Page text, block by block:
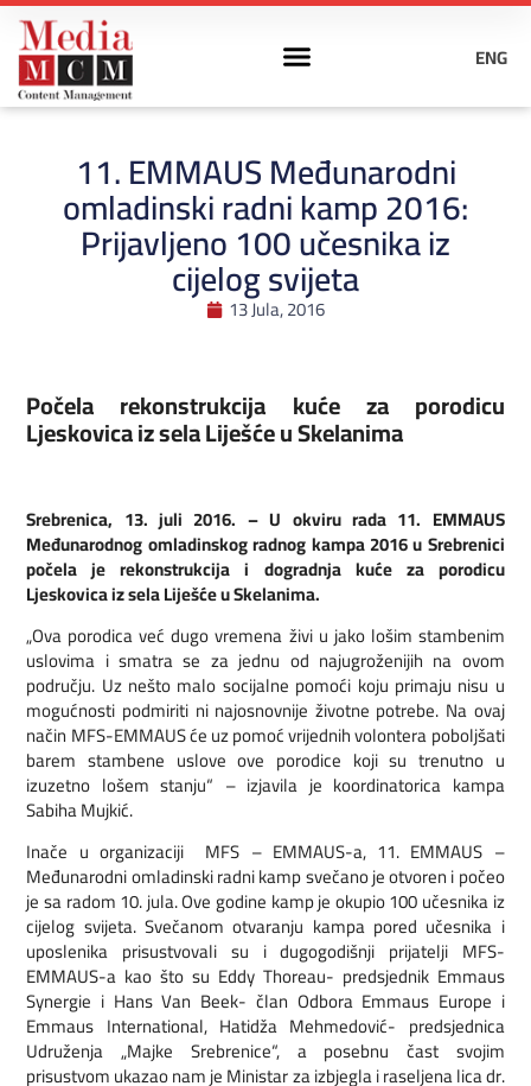
ENG
11. EMMAUS Međunarodni
omladinski radni kamp 2016:
Prijavljeno 100 učesnika iz
cijelog svijeta
13 Jula, 2016
Počela rekonstrukcija kuće za porodicu
Ljeskovica iz sela Liješće u Skelanima
Srebrenica, 13. juli 2016. – U okviru rada 11. EMMAUS
Međunarodnog omladinskog radnog kampa 2016 u Srebrenici
počela je rekonstrukcija i dogradnja kuće za porodicu
Ljeskovica iz sela Liješće u Skelanima.
„Ova porodica već dugo vremena živi u jako lošim stambenim
uslovima i smatra se za jednu od najugroženijih na ovom
području. Uz nešto malo socijalne pomoći koju primaju nisu u
mogućnosti podmiriti ni najosnovnije životne potrebe. Na ovaj
način MFS-EMMAUS će uz pomoć vrijednih volontera poboljšati
barem stambene uslove ove porodice koji su trenutno u
izuzetno lošem stanju“ – izjavila je koordinatorica kampa
Sabiha Mujkić.
Inače u organizaciji MFS – EMMAUS-a, 11. EMMAUS –
Međunarodni omladinski radni kamp svečano je otvoren i počeo
je sa radom 10. jula. Ove godine kamp je okupio 100 učesnika iz
cijelog svijeta. Svečanom otvaranju kampa pored učesnika i
uposlenika prisustvovali su i dugogodišnji prijatelji MFS-
EMMAUS-a kao što su Eddy Thoreau- predsjednik Emmaus
Synergie i Hans Van Beek- član Odbora Emmaus Europe i
Emmaus International, Hatidža Mehmedović- predsjednica
Udruženja „Majke Srebrenice“, a posebnu čast svojim
prisustvom ukazao nam je Ministar za izbjegla i raseljena lica dr.